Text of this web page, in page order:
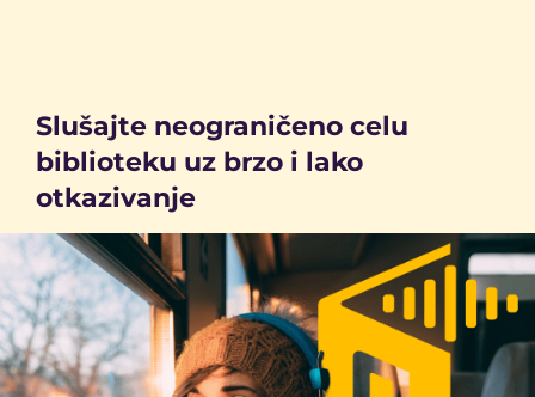
Slušajte neograničeno celu
biblioteku uz brzo i lako
otkazivanje